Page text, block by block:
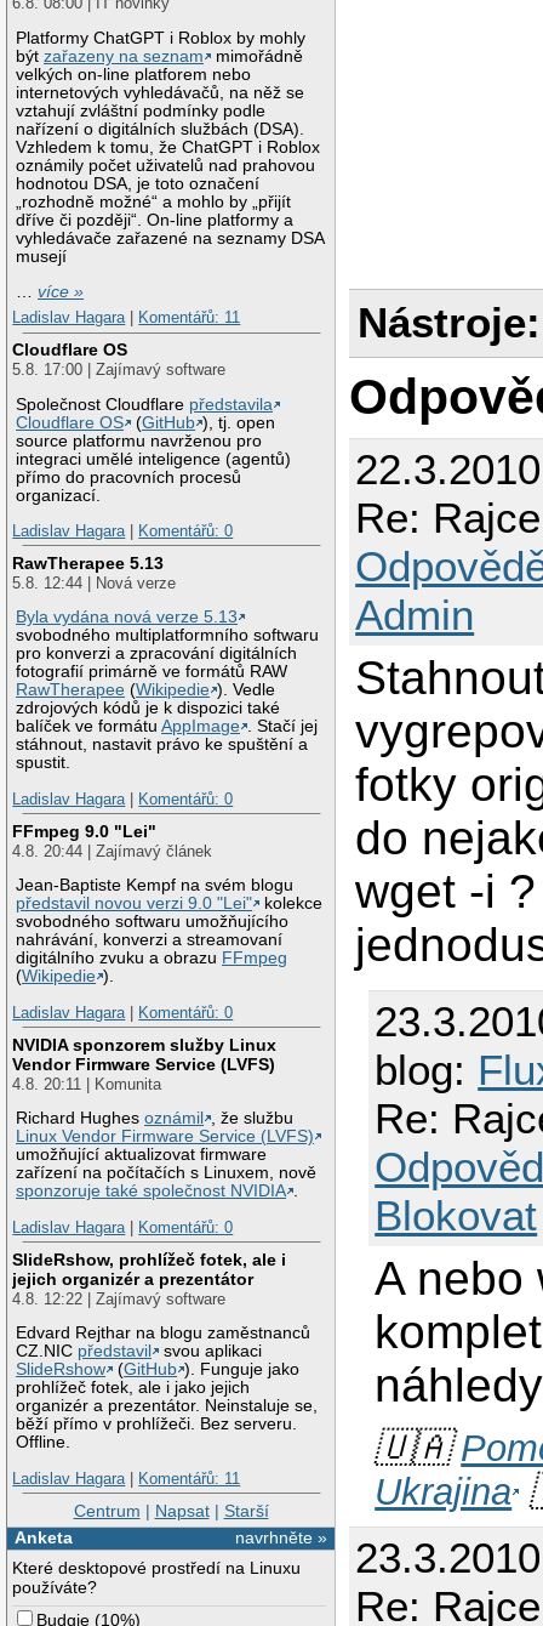
Platformy ChatGPT i Roblox by mohly
býtzařazeny na seznam
mimořádně
velkých on-line platforem nebo
internetových vyhledávačů, na něž se
vztahují zvláštní podmínky podle
nařízení o digitálních službách (DSA).
Vzhledem k tomu, že ChatGPT i Roblox
oznámily počet uživatelů nad prahovou
hodnotou DSA, je toto označení
„rozhodně možné“ a mohlo by „přijít
dříve či později“. On-line platformy a
vyhledávače zařazené na seznamy DSA
musejí
…více »
Ladislav Hagara| Komentářů: 11
Cloudflare OS
5.8. 17:00 | Zajímavý software
Společnost Cloudflare představila
Cloudflare OS
(GitHub ), tj. open
source platformu navrženou pro
integraci umělé inteligence (agentů)
přímo do pracovních procesů
organizací.
Ladislav Hagara| Komentářů: 0
RawTherapee 5.13
5.8. 12:44 | Nová verze
Byla vydána nová verze 5.13
svobodného multiplatformního softwaru
pro konverzi a zpracování digitálních
fotografií primárně ve formátů RAW
RawTherapee (Wikipedie ). Vedle
zdrojových kódů je k dispozici také
balíček ve formátuAppImage . Stačí jej
stáhnout, nastavit právo ke spuštění a
spustit.
Ladislav Hagara| Komentářů: 0
FFmpeg 9.0 "Lei"
4.8. 20:44 | Zajímavý článek
Jean-Baptiste Kempf na svém blogu
představil novou verzi 9.0 "Lei"
kolekce
svobodného softwaru umožňujícího
nahrávání, konverzi a streamovaní
digitálního zvuku a obrazu FFmpeg
(Wikipedie ).
Ladislav Hagara| Komentářů: 0
NVIDIA sponzorem služby Linux
Vendor Firmware Service (LVFS)
4.8. 20:11 | Komunita
Richard Hughesoznámil
, že službu
Linux Vendor Firmware Service (LVFS)
umožňující aktualizovat firmware
zařízení na počítačích s Linuxem, nově
sponzoruje také společnost NVIDIA .
Ladislav Hagara| Komentářů: 0
SlideRshow, prohlížeč fotek, ale i
jejich organizér a prezentátor
4.8. 12:22 | Zajímavý software
Edvard Rejthar na blogu zaměstnanců
CZ.NIC představil
svou aplikaci
SlideRshow
(GitHub ). Funguje jako
prohlížeč fotek, ale i jako jejich
organizér a prezentátor. Neinstaluje se,
běží přímo v prohlížeči. Bez serveru.
Offline.
Ladislav Hagara| Komentářů: 11
Centrum | Napsat| Starší
navrhněte »
Anketa
Které desktopové prostředí na Linuxu
používáte?
Budgie (10%)
Nástroje:
Re:
Admin
fotky
do
wget -i
blog:
Re:
Blokovat
A nebo
🇺🇦
Ukrajina
Re: